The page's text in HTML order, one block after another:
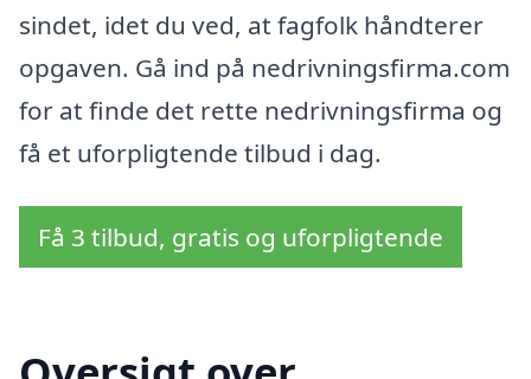
sindet, idet du ved, at fagfolk håndterer
opgaven. Gå ind på nedrivningsfirma.com
for at finde det rette nedrivningsfirma og
få et uforpligtende tilbud i dag.
Få 3 tilbud, gratis og uforpligtende